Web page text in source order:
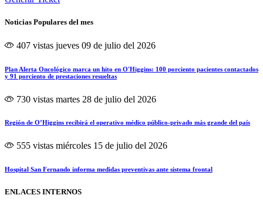
Noticias Populares del mes
407 vistas jueves 09 de julio del 2026
Plan Alerta Oncológico marca un hito en O'Higgins: 100 porciento pacientes contactados
y 91 porciento de prestaciones resueltas
730 vistas martes 28 de julio del 2026
Región de O’Higgins recibirá el operativo médico público-privado más grande del país
555 vistas miércoles 15 de julio del 2026
Hospital San Fernando informa medidas preventivas ante sistema frontal
ENLACES INTERNOS